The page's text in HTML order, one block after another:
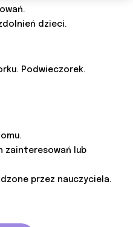
dzieci.
Podwieczorek.
zainteresowań lub
przez nauczyciela.